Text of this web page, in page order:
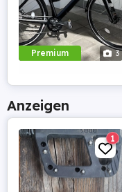
Premium 3
Anzeigen
1